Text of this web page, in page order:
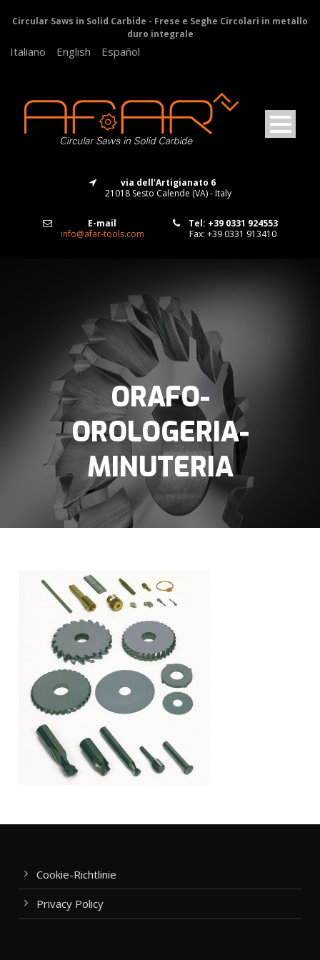
Circular Saws in Solid Carbide - Frese e Seghe Circolari in metallo
duro integrale
Italiano English Español
via dell'Artigianato 6
21018 Sesto Calende (VA) - Italy
E-mail
info@afar-tools.com
Tel: +39 0331 924553
Fax: +39 0331 913410
ORAFO-
OROLOGERIA-
MINUTERIA
Cookie-Richtlinie
Privacy Policy